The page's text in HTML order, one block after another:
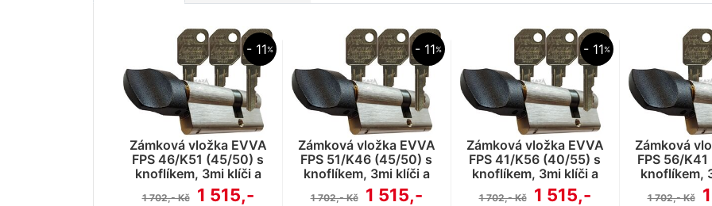
- 11%
Zámková vložka EVVA
FPS 46/K51 (45/50) s
knoflíkem, 3mi klíči a
ochranou proti odvrtání
1 702,- Kč
1 515,-
- 11%
Zámková vložka EVVA
FPS 51/K46 (45/50) s
knoflíkem, 3mi klíči a
ochranou proti odvrtání
1 702,- Kč
1 515,-
- 11%
Zámková vložka EVVA
FPS 41/K56 (40/55) s
knoflíkem, 3mi klíči a
ochranou proti odvrtání
1 702,- Kč
1 515,-
Zámková
FPS 56/
knoflíkem,
ochranou
1 702,- Kč